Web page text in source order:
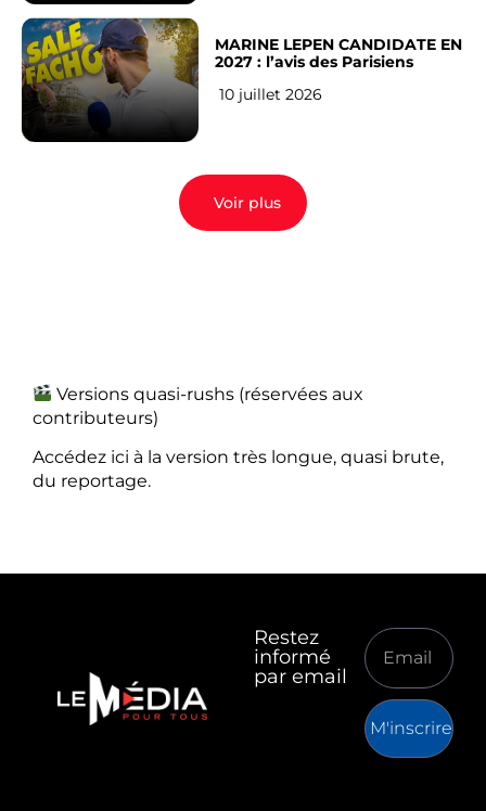
MARINE LEPEN CANDIDATE EN
2027 : l’avis des Parisiens
10 juillet 2026
Voir plus
Versions quasi-rushs (réservées aux
contributeurs)
Accédez ici à la version très longue, quasi brute,
du reportage.
Restez
informé
par email
M'inscrire